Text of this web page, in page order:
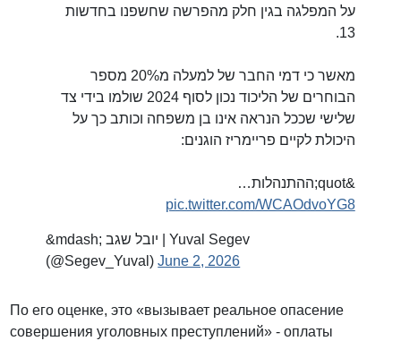
על המפלגה בגין חלק מהפרשה שחשפנו בחדשות
13.
מאשר כי דמי החבר של למעלה מ20% מספר
הבוחרים של הליכוד נכון לסוף 2024 שולמו בידי צד
שלישי שככל הנראה אינו בן משפחה וכותב כך על
היכולת לקיים פריימריז הוגנים:
&quot;ההתנהלות…
pic.twitter.com/WCAOdvoYG8
&mdash; יובל שגב | Yuval Segev
(@Segev_Yuval)June 2, 2026
По его оценке, это «вызывает реальное опасение
совершения уголовных преступлений» - оплаты